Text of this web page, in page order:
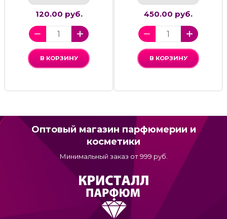
120.00 руб.
В КОРЗИНУ
450.00 руб.
В КОРЗИНУ
Оптовый магазин парфюмерии и
косметики
Минимальный заказ от 999 руб.